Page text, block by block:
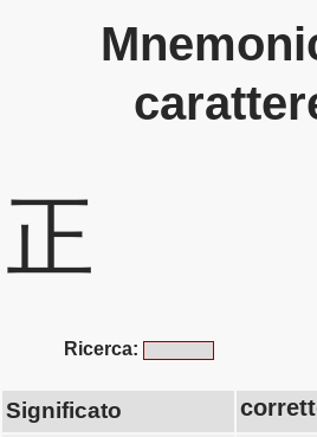
正
Ricerca:
Significato